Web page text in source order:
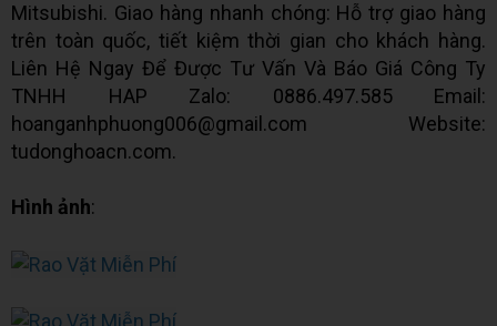
Mitsubishi. Giao hàng nhanh chóng: Hỗ trợ giao hàng
trên toàn quốc, tiết kiệm thời gian cho khách hàng.
Liên Hệ Ngay Để Được Tư Vấn Và Báo Giá Công Ty
TNHH HAP Zalo: 0886.497.585 Email:
hoanganhphuong006@gmail.com Website:
tudonghoacn.com.
Hình ảnh: